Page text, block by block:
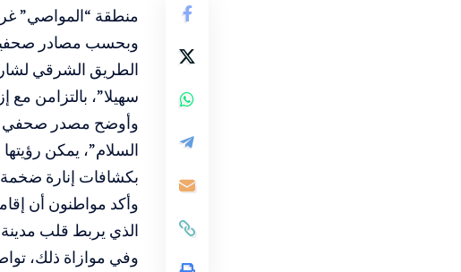
منطقة “المواصي”
وبحسب مصادر صحفيه
الطريق الشرقي
سهيلا”، بالتزامن
وأوضح مصدر صحفي
السلام”، يمكن
بكشافات إنارة
وأكد مواطنون أن
الذي يربط قلب
وفي موازاة ذلك،